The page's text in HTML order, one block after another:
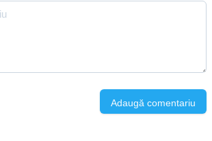
Adaugă comentariu